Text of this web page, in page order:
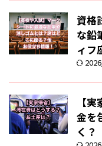
資格
な鉛
ィフ
【
金を
く？